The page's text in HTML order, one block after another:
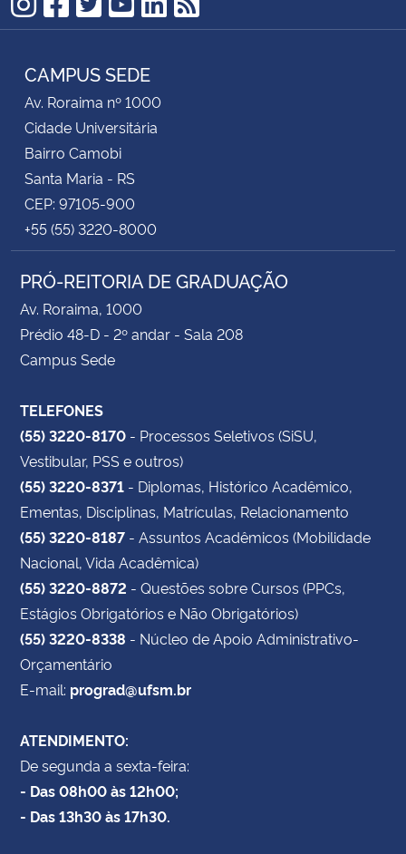
Instagram
Facebook
Twitter
YouTube
LinkedIn
RSS
CAMPUS SEDE
Av. Roraima nº 1000
Cidade Universitária
Bairro Camobi
Santa Maria - RS
CEP: 97105-900
+55 (55) 3220-8000
PRÓ-REITORIA DE GRADUAÇÃO
Av. Roraima, 1000
Prédio 48-D - 2º andar - Sala 208
Campus Sede
TELEFONES
(55) 3220-8170 - Processos Seletivos (SiSU,
Vestibular, PSS e outros)
(55) 3220-8371 - Diplomas, Histórico Acadêmico,
Ementas, Disciplinas, Matrículas, Relacionamento
(55) 3220-8187 - Assuntos Acadêmicos (Mobilidade
Nacional, Vida Acadêmica)
(55) 3220-8872 - Questões sobre Cursos (PPCs,
Estágios Obrigatórios e Não Obrigatórios)
(55) 3220-8338 - Núcleo de Apoio Administrativo-
Orçamentário
E-mail: prograd@ufsm.br
ATENDIMENTO:
De segunda a sexta-feira:
- Das 08h00 às 12h00;
- Das 13h30 às 17h30.